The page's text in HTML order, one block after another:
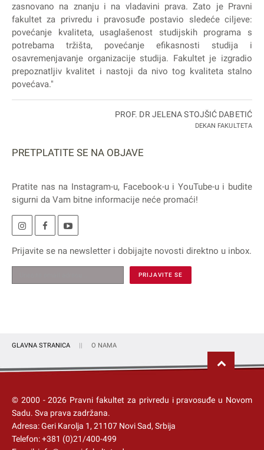
zasnovano na znanju i na vladavini prava. Zato je Pravni
fakultet za privredu i pravosuđe postavio sledeće ciljeve:
povećanje kvaliteta, usaglašenost studijskih programa s
potrebama tržišta, povećanje efikasnosti studija i
osavremenjavanje organizacije studija. Fakultet je izgradio
prepoznatljiv kvalitet i nastoji da nivo tog kvaliteta stalno
povećava."
PROF. DR JELENA STOJŠIĆ DABETIĆ
DEKAN FAKULTETA
PRETPLATITE SE NA OBJAVE
Pratite nas na Instagram-u, Facebook-u i YouTube-u i budite
sigurni da Vam bitne informacije neće promaći!
Prijavite se na newsletter i dobijajte novosti direktno u inbox.
GLAVNA STRANICA O NAMA
© 2000 -2026 Pravni fakultet za privredu i pravosuđe u Novom
Sadu. Sva prava zadržana.
Adresa: Geri Karolja 1, 21107 Novi Sad, Srbija
Telefon:+381 (0)21/400-499